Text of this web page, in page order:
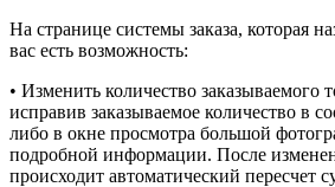
На странице системы заказа, которая
вас есть возможность:
• Изменить количество заказываемого
исправив заказываемое количество в
либо в окне просмотра большой
подробной информации. После
происходит автоматический пересчет